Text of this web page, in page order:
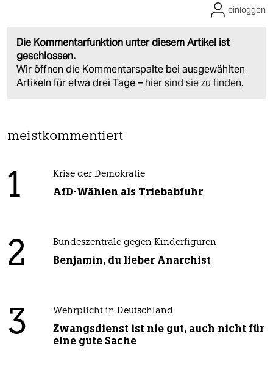
Die Kommentarfunktion unter diesem Artikel ist
geschlossen.
Wir öffnen die Kommentarspalte bei ausgewählten
Artikeln für etwa drei Tage – hier sind sie zu finden.
einloggen
meistkommentiert
1 Krise der Demokratie
AfD-Wählen als Triebabfuhr
2 Bundeszentrale gegen Kinderfiguren
Benjamin, du lieber Anarchist
3 Wehrplicht in Deutschland
Zwangsdienst ist nie gut, auch nicht für
eine gute Sache